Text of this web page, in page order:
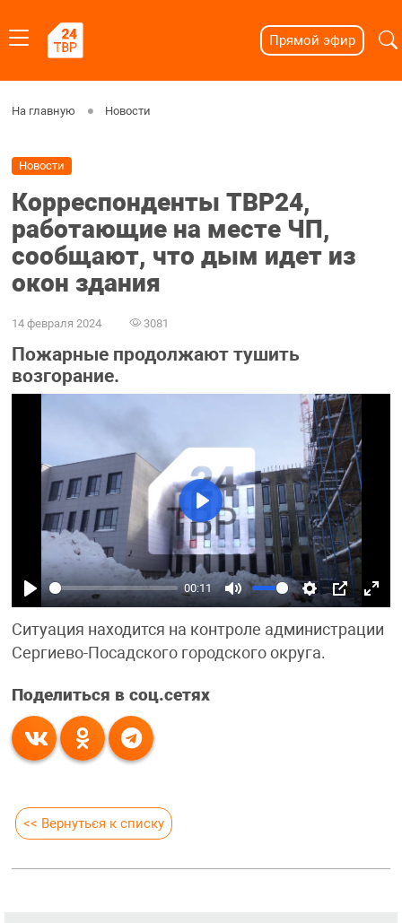
Прямой эфир
На главную Новости
Новости
Корреспонденты ТВР24,
работающие на месте ЧП,
сообщают, что дым идет из
окон здания
14 февраля 2024 3081
Пожарные продолжают тушить
возгорание.
Play
00:11
Mute Settings
PIP
Enter
Play
Ситуация находится на контроле администрации
Сергиево-Посадского городского округа.
Поделиться в соц.сетях
<< Вернуться к списку